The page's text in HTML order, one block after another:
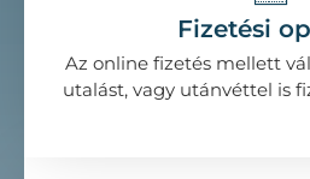
Fizetési
Az online fizetés mellett
utalást, vagy utánvéttel is